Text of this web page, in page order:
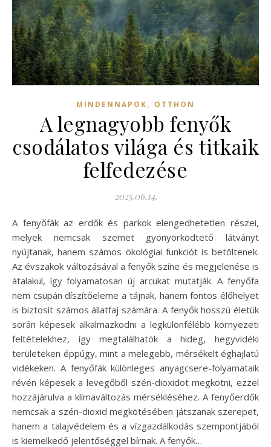
MINDENNAPOK, OTTHON
A legnagyobb fenyők
csodálatos világa és titkaik
felfedezése
2025.06.14.
A fenyőfák az erdők és parkok elengedhetetlen részei,
melyek nemcsak szemet gyönyörködtető látványt
nyújtanak, hanem számos ökológiai funkciót is betöltenek.
Az évszakok változásával a fenyők színe és megjelenése is
átalakul, így folyamatosan új arcukat mutatják. A fenyőfa
nem csupán díszítőeleme a tájnak, hanem fontos élőhelyet
is biztosít számos állatfaj számára. A fenyők hosszú életük
során képesek alkalmazkodni a legkülönfélébb környezeti
feltételekhez, így megtalálhatók a hideg, hegyvidéki
területeken éppúgy, mint a melegebb, mérsékelt éghajlatú
vidékeken. A fenyőfák különleges anyagcsere-folyamataik
révén képesek a levegőből szén-dioxidot megkötni, ezzel
hozzájárulva a klímaváltozás mérsékléséhez. A fenyőerdők
nemcsak a szén-dioxid megkötésében játszanak szerepet,
hanem a talajvédelem és a vízgazdálkodás szempontjából
is kiemelkedő jelentőséggel bírnak. A fenyők…